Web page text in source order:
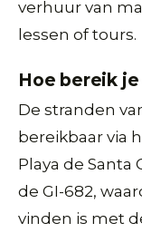
verhuur van
lessen of tours.
Hoe bereik je
De stranden
bereikbaar via
Playa de
de GI-682,
vinden is met